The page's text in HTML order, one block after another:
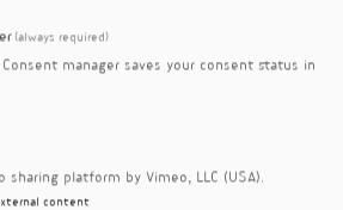
te mijden. Drie kwart van
de intermitterend-
dat ze twee dagen in de
aten, slechts een derde
Vezelinname was
en zij aten het vaakst
ultra-processed foods
(always required)
Consent manager saves your consent status in
sharing platform by Vimeo, LLC (USA).
content